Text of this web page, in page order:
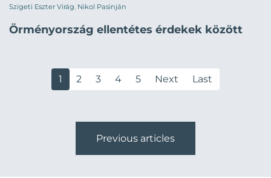
Szigeti Eszter Virág, Nikol Pasinján
Örményország ellentétes érdekek között
1 2 3 4 5 Next Last
Previous articles